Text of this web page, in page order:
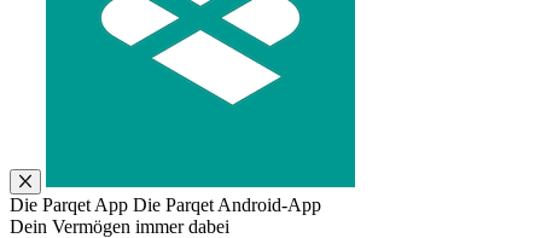
Die Parqet App Die Parqet Android-App
Dein Vermögen immer dabei